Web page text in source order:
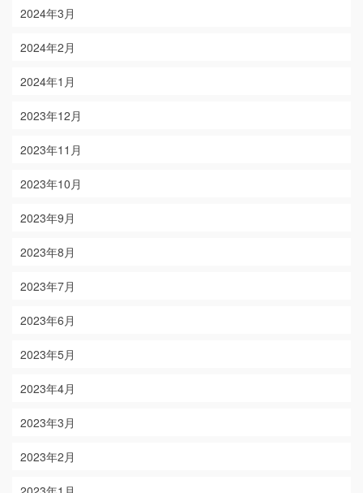
2024年3月
2024年2月
2024年1月
2023年12月
2023年11月
2023年10月
2023年9月
2023年8月
2023年7月
2023年6月
2023年5月
2023年4月
2023年3月
2023年2月